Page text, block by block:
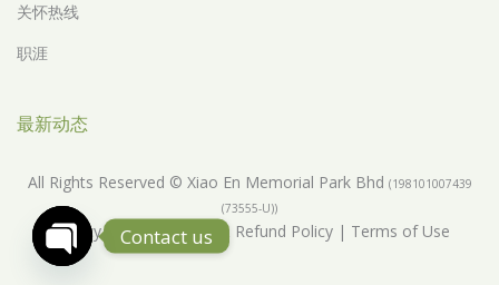
关怀热线
职涯
最新动态
All Rights Reserved © Xiao En Memorial Park Bhd (198101007439
(73555-U))
Privacy Policy|Return & Refund Policy| Terms of Use
Contact us